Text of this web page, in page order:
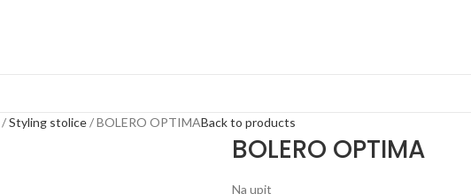
Styling stolice BOLERO OPTIMABack to products
BOLERO OPTIMA
Na upit